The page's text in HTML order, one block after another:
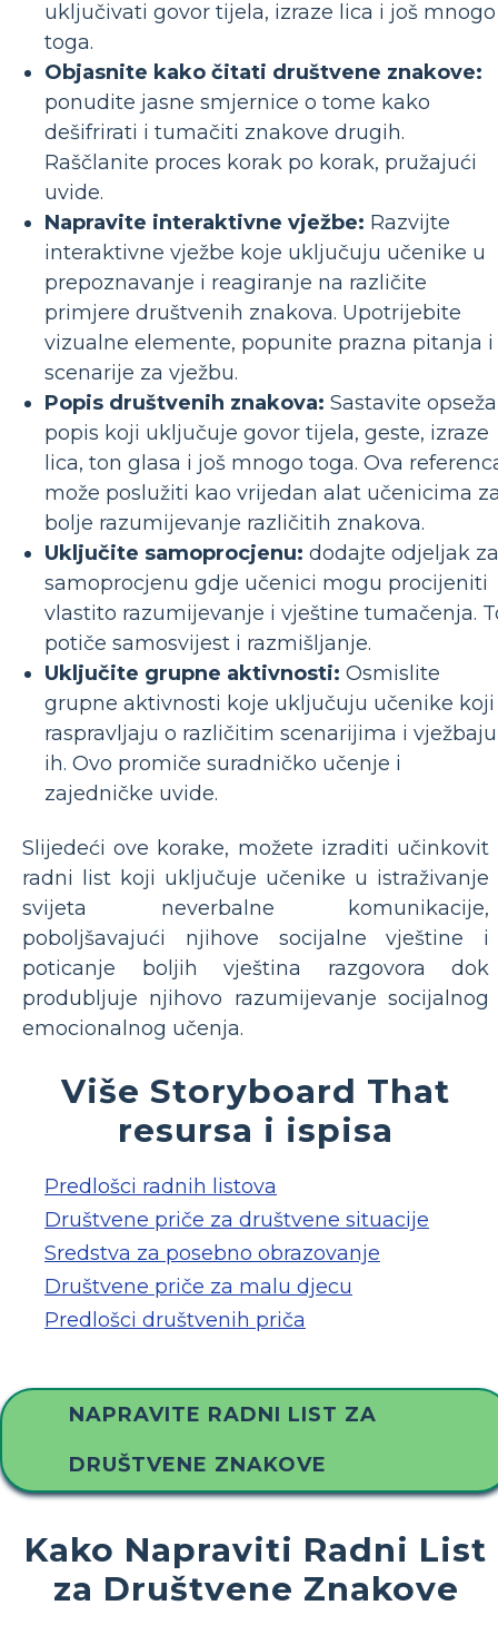
uključivati ​​govor tijela, izraze lica i još mnogo
toga.
Objasnite kako čitati društvene znakove:
ponudite jasne smjernice o tome kako
dešifrirati i tumačiti znakove drugih.
Raščlanite proces korak po korak, pružajući
uvide.
Napravite interaktivne vježbe: Razvijte
interaktivne vježbe koje uključuju učenike u
prepoznavanje i reagiranje na različite
primjere društvenih znakova. Upotrijebite
vizualne elemente, popunite prazna pitanja i
scenarije za vježbu.
Popis društvenih znakova: Sastavite
popis koji uključuje govor tijela, geste, izraze
lica, ton glasa i još mnogo toga. Ova
može poslužiti kao vrijedan alat učenicima
bolje razumijevanje različitih znakova.
Uključite samoprocjenu: dodajte odjeljak za
samoprocjenu gdje učenici mogu procijeniti
vlastito razumijevanje i vještine tumačenja.
potiče samosvijest i razmišljanje.
Uključite grupne aktivnosti: Osmislite
grupne aktivnosti koje uključuju učenike koji
raspravljaju o različitim scenarijima i vježbaju
ih. Ovo promiče suradničko učenje i
zajedničke uvide.
Slijedeći ove korake, možete izraditi učinkovit
radni list koji uključuje učenike u istraživanje
svijeta neverbalne komunikacije,
poboljšavajući njihove socijalne vještine i
poticanje boljih vještina razgovora dok
produbljuje njihovo razumijevanje socijalnog
emocionalnog učenja.
Više Storyboard That
resursa i ispisa
Predlošci radnih listova
Društvene priče za društvene situacije
Sredstva za posebno obrazovanje
Društvene priče za malu djecu
Predlošci društvenih priča
NAPRAVITE RADNI LIST ZA
DRUŠTVENE ZNAKOVE
Kako Napraviti Radni List
za Društvene Znakove